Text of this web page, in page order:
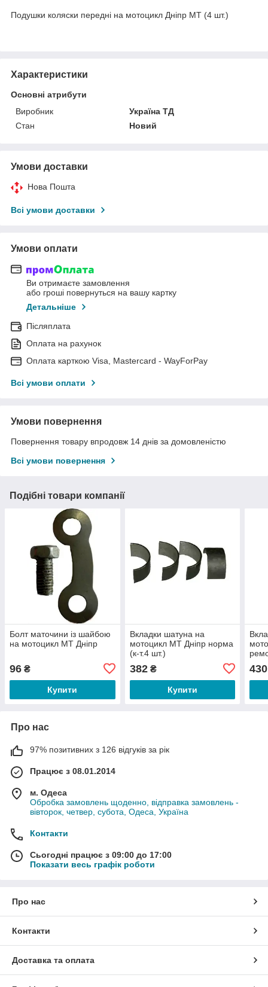
Подушки коляски передні на мотоцикл Дніпр МТ (4 шт.)
Характеристики
Основні атрибути
Виробник
Україна ТД
Стан
Новий
Умови доставки
Нова Пошта
Всі умови доставки
Умови оплати
Ви отримаєте замовлення
або гроші повернуться на вашу картку
Детальніше
Післяплата
Оплата на рахунок
Оплата карткою Visa, Mastercard - WayForPay
Всі умови оплати
Умови повернення
Повернення товару впродовж 14 днів за домовленістю
Всі умови повернення
Подібні товари компанії
Болт маточини із шайбою
на мотоцикл МТ Дніпр
96 ₴
Купити
Вкладки шатуна на
мотоцикл МТ Дніпр норма
(к-т.4 шт.)
382₴
Купити
430
Про нас
97% позитивних з 126 відгуків за рік
Працює з 08.01.2014
м. Одеса
Обробка замовлень щоденно, відправка замовлень -
вівторок, четвер, субота, Одеса, Україна
Контакти
Сьогодні працює з 09:00 до 17:00
Показати весь графік роботи
Про нас
Контакти
Доставка та оплата